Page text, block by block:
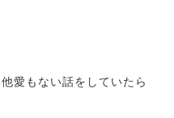
愛もない話をしていたら